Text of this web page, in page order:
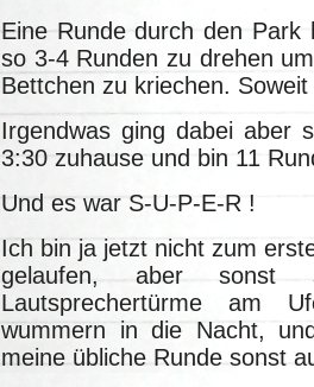
Eine Runde durch den
so 3-4 Runden zu drehen
Bettchen zu kriechen.
Irgendwas ging dabei aber
3:30 zuhause und bin 11
Und es war S-U-P-E-R !
Ich bin ja jetzt nicht zum
gelaufen, aber sonst
Lautsprechertürme am
wummern in die Nacht,
meine übliche Runde sonst